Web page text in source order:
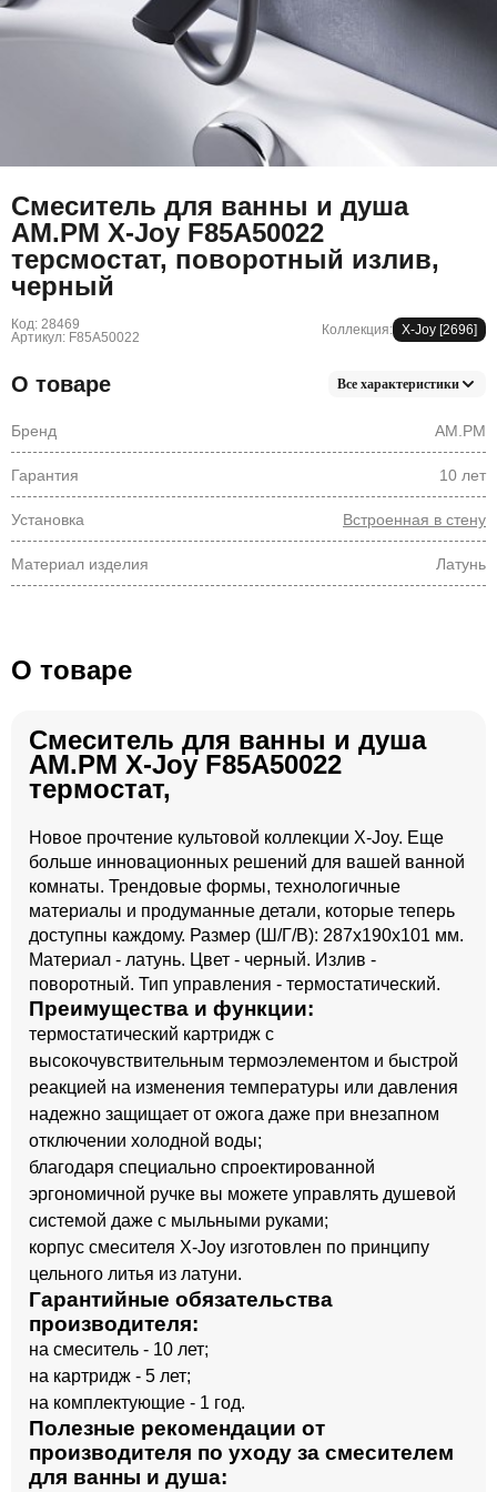
Смеситель для ванны и душа
AM.PM X-Joy F85A50022
терсмостат, поворотный излив,
черный
Код: 28469
Артикул: F85A50022
Коллекция: X-Joy [2696]
О товаре Все характеристики
Бренд AM.PM
Гарантия 10 лет
Установка Встроенная в стену
Материал изделия Латунь
О товаре
Смеситель для ванны и душа
AM.PM X-Joy F85A50022
термостат,
Новое прочтение культовой коллекции X-Joy. Еще
больше инновационных решений для вашей ванной
комнаты. Трендовые формы, технологичные
материалы и продуманные детали, которые теперь
доступны каждому. Размер (Ш/Г/В): 287x190x101 мм.
Материал - латунь. Цвет - черный. Излив -
поворотный. Тип управления - термостатический.
Преимущества и функции:
термостатический картридж с
высокочувствительным термоэлементом и быстрой
реакцией на изменения температуры или давления
надежно защищает от ожога даже при внезапном
отключении холодной воды;
благодаря специально спроектированной
эргономичной ручке вы можете управлять душевой
системой даже с мыльными руками;
корпус смесителя X-Joy изготовлен по принципу
цельного литья из латуни.
Гарантийные обязательства
производителя:
на смеситель - 10 лет;
на картридж - 5 лет;
на комплектующие - 1 год.
Полезные рекомендации от
производителя по уходу за смесителем
для ванны и душа: